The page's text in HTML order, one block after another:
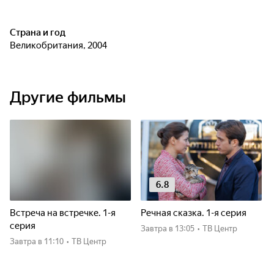
Страна и год
Великобритания, 2004
Другие фильмы
Встреча на встречке. 1-я
серия
Завтра в 11:10 • ТВ Центр
6.8
Речная сказка. 1-я серия
Завтра в 13:05 • ТВ Центр